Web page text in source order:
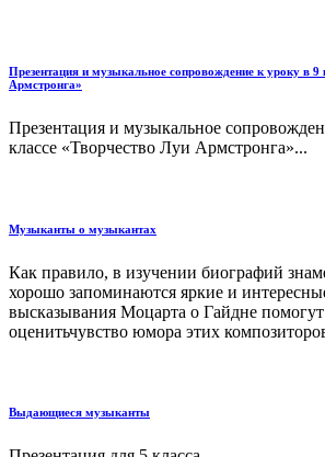
Презентация и музыкальное сопровождение к уроку в 9
Армстронга»
Презентация и музыкальное
классе «Творчество Луи Армстронга»...
Музыканты о музыкантах
Как правило, в изучении биографий
хорошо запоминаются яркие и
высказывания Моцарта о Гайдне
оценитьчувство юмора этих
Выдающиеся музыканты